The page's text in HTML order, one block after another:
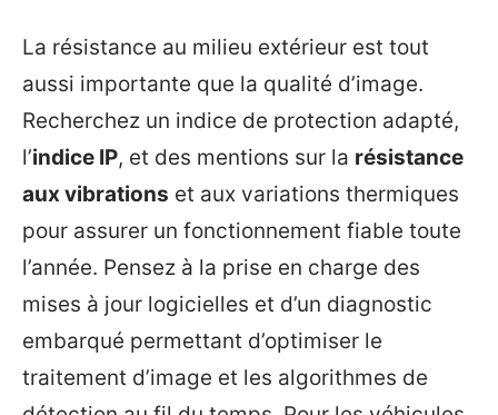
La résistance au milieu extérieur est tout
aussi importante que la qualité d’image.
Recherchez un indice de protection adapté,
l’indice IP, et des mentions sur la résistance
aux vibrations et aux variations thermiques
pour assurer un fonctionnement fiable toute
l’année. Pensez à la prise en charge des
mises à jour logicielles et d’un diagnostic
embarqué permettant d’optimiser le
traitement d’image et les algorithmes de